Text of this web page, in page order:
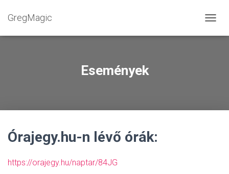
GregMagic
Események
Órajegy.hu-n lévő órák:
https://orajegy.hu/naptar/84JG